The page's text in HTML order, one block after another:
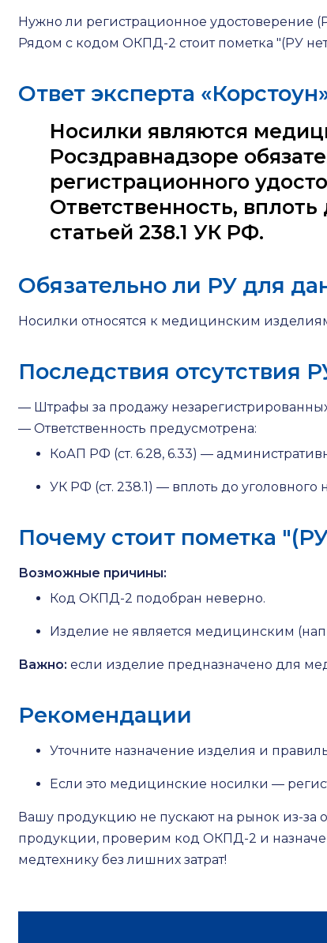
Нужно ли регистрационное удостоверение
Рядом с кодом ОКПД-2 стоит пометка "(РУ
Ответ эксперта
Носилки являются
Росздравнадзоре
регистрационного
Ответственность,
статьей 238.1 УК РФ.
Обязательно ли РУ для
Носилки относятся к медицинским
Последствия отсутствия
— Штрафы за продажу
— Ответственность предусмотрена:
КоАП РФ (ст. 6.28, 6.33) —
УК РФ (ст. 238.1) — вплоть до уголовного
Почему стоит пометка
Возможные причины:
Код ОКПД-2 подобран неверно.
Изделие не является медицинским
Важно: если изделие предназначено для
Рекомендации
Уточните назначение изделия и
Если это медицинские носилки —
Вашу продукцию не пускают на рынок из-за
продукции, проверим код ОКПД-2 и
медтехнику без лишних затрат!